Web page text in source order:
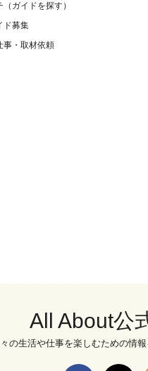
ガイドを探す）
ド募集
事・取材依頼
All About公
々の生活や仕事を楽しむための情報